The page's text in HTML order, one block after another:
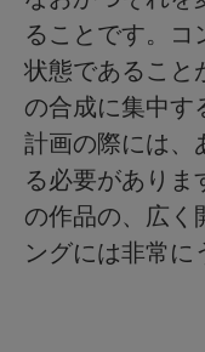
ることです。コ
状態であること
の合成に集中す
計画の際には、
る必要がありま
の作品の、広く
ングには非常に